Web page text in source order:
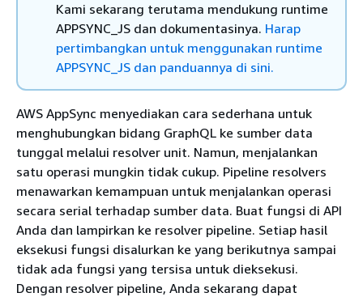
Kami sekarang terutama mendukung runtime
APPSYNC_JS dan dokumentasinya. Harap
pertimbangkan untuk menggunakan runtime
APPSYNC_JS dan panduannya di sini.
AWS AppSync menyediakan cara sederhana untuk
menghubungkan bidang GraphQL ke sumber data
tunggal melalui resolver unit. Namun, menjalankan
satu operasi mungkin tidak cukup. Pipeline resolvers
menawarkan kemampuan untuk menjalankan operasi
secara serial terhadap sumber data. Buat fungsi di API
Anda dan lampirkan ke resolver pipeline. Setiap hasil
eksekusi fungsi disalurkan ke yang berikutnya sampai
tidak ada fungsi yang tersisa untuk dieksekusi.
Dengan resolver pipeline, Anda sekarang dapat